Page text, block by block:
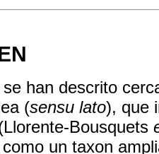
han descrito
(sensu lato), que
Bousquets
un taxon